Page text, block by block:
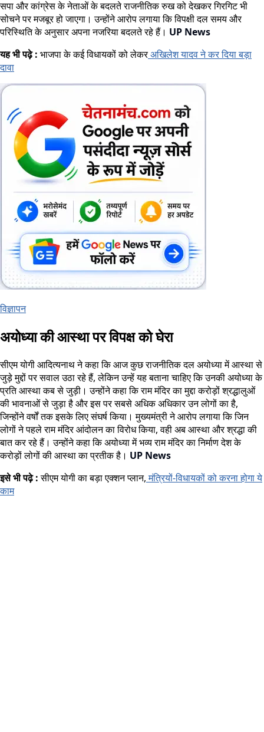
सपा और कांग्रेस के नेताओं के बदलते राजनीतिक रुख को देखकर गिरगिट भी
सोचने पर मजबूर हो जाएगा। उन्होंने आरोप लगाया कि विपक्षी दल समय और
परिस्थिति के अनुसार अपना नजरिया बदलते रहे हैं। UP News
यह भी पढ़े : भाजपा के कई विधायकों को लेकरअखिलेश यादव ने कर दिया बड़ा
दावा
विज्ञापन
अयोध्या की आस्था पर विपक्ष को घेरा
सीएम योगी आदित्यनाथ ने कहा कि आज कुछ राजनीतिक दल अयोध्या में आस्था से
जुड़े मुद्दों पर सवाल उठा रहे हैं, लेकिन उन्हें यह बताना चाहिए कि उनकी अयोध्या के
प्रति आस्था कब से जुड़ी। उन्होंने कहा कि राम मंदिर का मुद्दा करोड़ों श्रद्धालुओं
की भावनाओं से जुड़ा है और इस पर सबसे अधिक अधिकार उन लोगों का है,
जिन्होंने वर्षों तक इसके लिए संघर्ष किया। मुख्यमंत्री ने आरोप लगाया कि जिन
लोगों ने पहले राम मंदिर आंदोलन का विरोध किया, वही अब आस्था और श्रद्धा की
बात कर रहे हैं। उन्होंने कहा कि अयोध्या में भव्य राम मंदिर का निर्माण देश के
करोड़ों लोगों की आस्था का प्रतीक है। UP News
इसे भी पढ़े :सीएम योगी का बड़ा एक्शन प्लान,मंत्रियों-विधायकों को करना होगा ये
काम